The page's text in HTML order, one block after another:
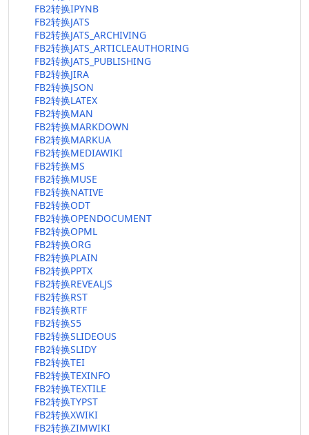
FB2转换IPYNB
FB2转换JATS
FB2转换JATS_ARCHIVING
FB2转换JATS_ARTICLEAUTHORING
FB2转换JATS_PUBLISHING
FB2转换JIRA
FB2转换JSON
FB2转换LATEX
FB2转换MAN
FB2转换MARKDOWN
FB2转换MARKUA
FB2转换MEDIAWIKI
FB2转换MS
FB2转换MUSE
FB2转换NATIVE
FB2转换ODT
FB2转换OPENDOCUMENT
FB2转换OPML
FB2转换ORG
FB2转换PLAIN
FB2转换PPTX
FB2转换REVEALJS
FB2转换RST
FB2转换RTF
FB2转换S5
FB2转换SLIDEOUS
FB2转换SLIDY
FB2转换TEI
FB2转换TEXINFO
FB2转换TEXTILE
FB2转换TYPST
FB2转换XWIKI
FB2转换ZIMWIKI